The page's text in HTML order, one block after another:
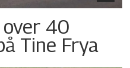
40
Tine Frya